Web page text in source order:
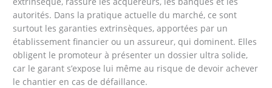
autorités. Dans la pratique actuelle du marché, ce sont
surtout les garanties extrinsèques, apportées par un
établissement financier ou un assureur, qui dominent. Elles
obligent le promoteur à présenter un dossier ultra solide,
car le garant s’expose lui même au risque de devoir achever
le chantier en cas de défaillance.